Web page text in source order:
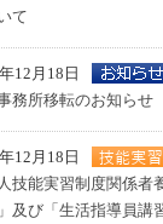
て
12月18日
務所移転のお知らせ
12月18日
技能実習制度関係者
及び「生活指導員講